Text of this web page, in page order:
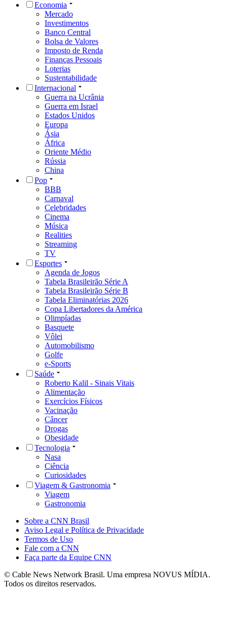
Economia
Mercado
Investimentos
Banco Central
Bolsa de Valores
Imposto de Renda
Finanças Pessoais
Loterias
Sustentabilidade
Internacional
Guerra na Ucrânia
Guerra em Israel
Estados Unidos
Europa
Ásia
África
Oriente Médio
Rússia
China
Pop
BBB
Carnaval
Celebridades
Cinema
Música
Realities
Streaming
TV
Esportes
Agenda de Jogos
Tabela Brasileirão Série A
Tabela Brasileirão Série B
Tabela Eliminatórias 2026
Copa Libertadores da América
Olimpíadas
Basquete
Vôlei
Automobilismo
Golfe
e-Sports
Saúde
Roberto Kalil - Sinais Vitais
Alimentação
Exercícios Físicos
Vacinação
Câncer
Drogas
Obesidade
Tecnologia
Nasa
Ciência
Curiosidades
Viagem & Gastronomia
Viagem
Gastronomia
Sobre a CNN Brasil
Aviso Legal e Política de Privacidade
Termos de Uso
Fale com a CNN
Faça parte da Equipe CNN
© Cable News Network Brasil. Uma empresa NOVUS MÍDIA.
Todos os direitos reservados.